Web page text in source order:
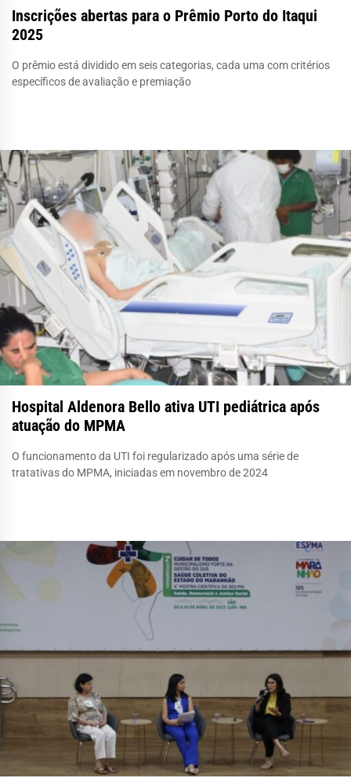
Inscrições abertas para o Prêmio Porto do Itaqui
2025
O prêmio está dividido em seis categorias, cada uma com critérios
específicos de avaliação e premiação
Hospital Aldenora Bello ativa UTI pediátrica após
atuação do MPMA
O funcionamento da UTI foi regularizado após uma série de
tratativas do MPMA, iniciadas em novembro de 2024